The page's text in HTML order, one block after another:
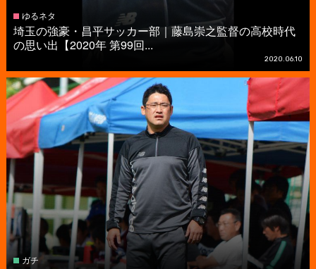
ゆるネタ
埼玉の強豪・昌平サッカー部｜藤島崇之監督の高校時代
の思い出【2020年 第99回...
2020.06.10
ガチ